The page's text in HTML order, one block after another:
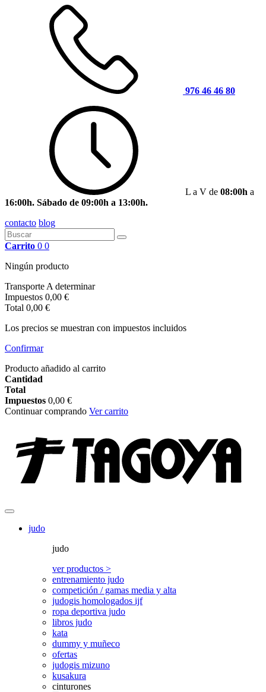
976 46 46 80
L a V de 08:00h a
16:00h. Sábado de 09:00h a 13:00h.
contacto blog
Carrito 0 0
Ningún producto
Transporte A determinar
Impuestos 0,00 €
Total 0,00 €
Los precios se muestran con impuestos incluidos
Confirmar
Producto añadido al carrito
Cantidad
Total
Impuestos 0,00 €
Continuar comprando Ver carrito
judo
judo
ver productos >
entrenamiento judo
competición / gamas media y alta
judogis homologados ijf
ropa deportiva judo
libros judo
kata
dummy y muñeco
ofertas
judogis mizuno
kusakura
cinturones